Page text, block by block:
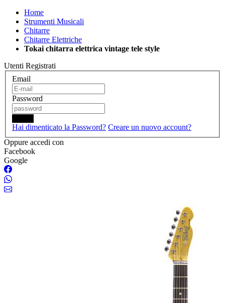
Home
Strumenti Musicali
Chitarre
Chitarre Elettriche
Tokai chitarra elettrica vintage tele style
Utenti Registrati
Email
Password
Hai dimenticato la Password? Creare un nuovo account?
Oppure accedi con
Facebook
Google